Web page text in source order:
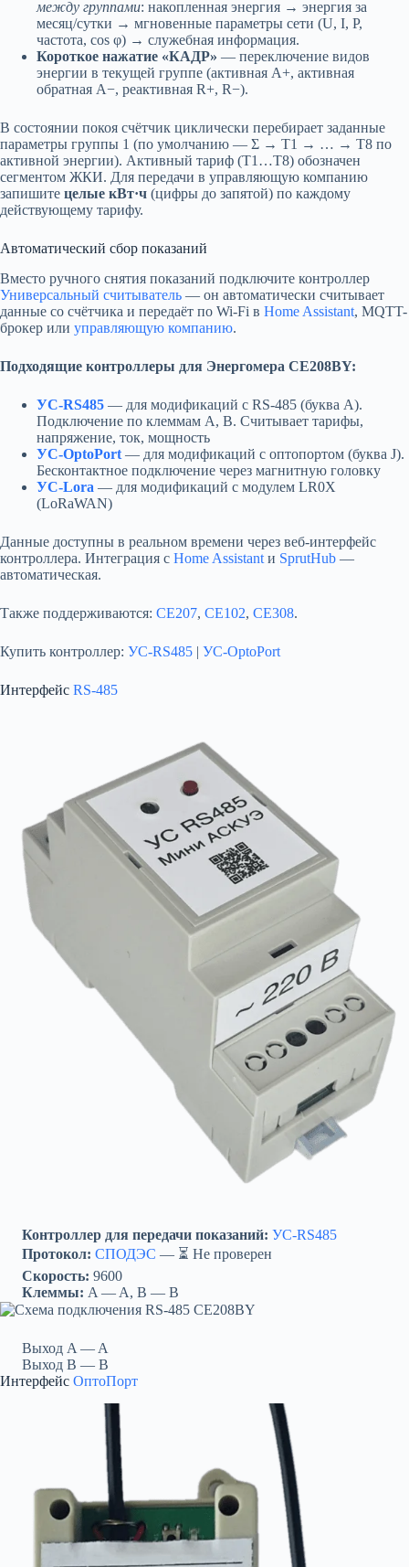
между группами: накопленная энергия → энергия за
месяц/сутки → мгновенные параметры сети (U, I, P,
частота, cos φ) → служебная информация.
Короткое нажатие «КАДР» — переключение видов
энергии в текущей группе (активная A+, активная
обратная A−, реактивная R+, R−).
В состоянии покоя счётчик циклически перебирает заданные
параметры группы 1 (по умолчанию — Σ → Т1 → … → Т8 по
активной энергии). Активный тариф (Т1…Т8) обозначен
сегментом ЖКИ. Для передачи в управляющую компанию
запишите целые кВт·ч (цифры до запятой) по каждому
действующему тарифу.
Автоматический сбор показаний
Вместо ручного снятия показаний подключите контроллер
Универсальный считыватель — он автоматически считывает
данные со счётчика и передаёт по Wi-Fi в Home Assistant, MQTT-
брокер или управляющую компанию.
Подходящие контроллеры для Энергомера CE208BY:
УС-RS485 — для модификаций с RS-485 (буква А).
Подключение по клеммам A, B. Считывает тарифы,
напряжение, ток, мощность
УС-OptoPort — для модификаций с оптопортом (буква J).
Бесконтактное подключение через магнитную головку
УС-Lora — для модификаций с модулем LR0X
(LoRaWAN)
Данные доступны в реальном времени через веб-интерфейс
контроллера. Интеграция с Home Assistant и SprutHub —
автоматическая.
Также поддерживаются: CE207, CE102, CE308.
Купить контроллер: УС-RS485 | УС-OptoPort
Интерфейс RS-485
Контроллер для передачи показаний: УС-RS485
Протокол: СПОДЭС — ⏳ Не проверен
Скорость: 9600
Клеммы: A — A, B — B
Выход A — A
Выход B — B
Интерфейс ОптоПорт